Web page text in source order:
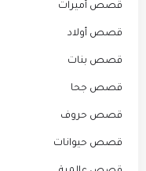
قصص أميرات
قصص أولاد
قصص بنات
قصص جحا
قصص حروف
قصص حيوانات